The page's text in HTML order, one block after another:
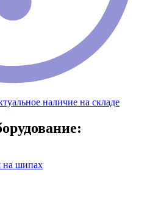
наличие на складе
на шипах